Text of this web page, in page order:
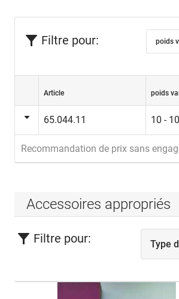
Filtre pour: poids
Article poids
65.044.11 10 -
Recommandation de prix sans
Accessoires appropriés
Filtre pour: Type